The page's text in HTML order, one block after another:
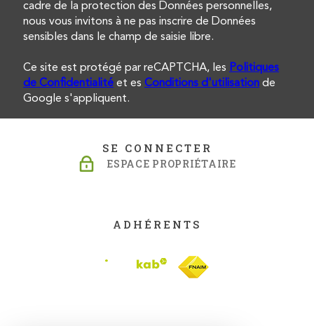
cadre de la protection des Données personnelles,
nous vous invitons à ne pas inscrire de Données
sensibles dans le champ de saisie libre.
Ce site est protégé par reCAPTCHA, les Politiques
de Confidentialité et es Conditions d'utilisation de
Google s'appliquent.
SE CONNECTER
ESPACE PROPRIÉTAIRE
ADHÉRENTS